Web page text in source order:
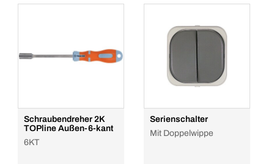
Schraubendreher 2K
TOPline Außen-6-kant
6KT
Serienschalter
Mit Doppelwippe